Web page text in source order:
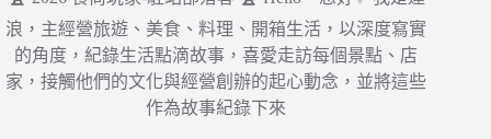
浪，主經營旅遊、美食、料理、開箱生活，以深度寫實
的角度，紀錄生活點滴故事，喜愛走訪每個景點、店
家，接觸他們的文化與經營創辦的起心動念，並將這些
作為故事紀錄下來